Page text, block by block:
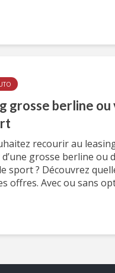
grosse berline
recourir au
grosse berline ou
sport ? Découvrez
offres. Avec ou sans